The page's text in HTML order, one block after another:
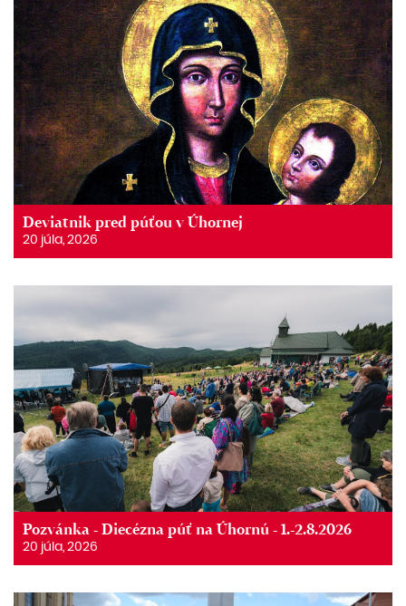
Deviatnik pred púťou v Úhornej
20 júla, 2026
Pozvánka - Diecézna púť na Úhornú - 1.-2.8.2026
20 júla, 2026